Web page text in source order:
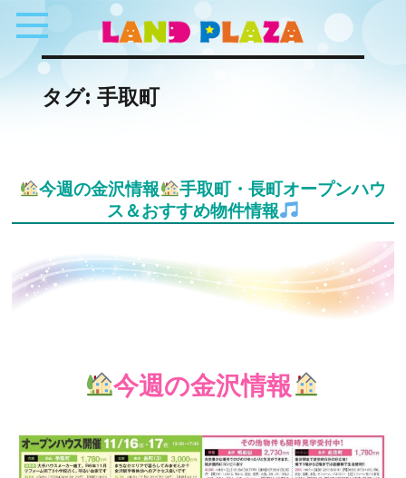
タグ: 手取町
今週の金沢情報
手取町・長町オープンハウ
ス＆おすすめ物件情報
今週の金沢情報